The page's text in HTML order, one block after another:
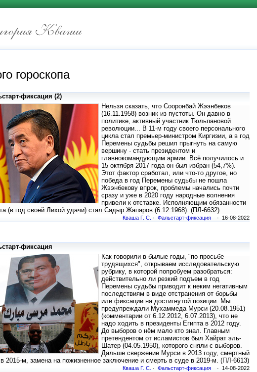
гороскопа
фиксация (2)
Нельзя сказать, что Сооронбай Жээнбеков
(16.11.1958) возник из пустоты. Он давно в
политике, активный участник Тюльпановой
революции... В 11-м году своего персонального
цикла стал премьер-министром Киргизии, а в год
Перемены судьбы решил прыгнуть на самую
вершину - стать президентом и
главнокомандующим армии. Всё получилось и
15 октября 2017 года он был избран (54,7%).
Этот фактор сработал, или что-то другое, но
победа в год Перемены судьбы не пошла
Жээнбекову впрок, проблемы начались почти
сразу и уже в 2020 году народные волнения
привели к отставке. Исполняющим обязанности
(в год своей Лихой удачи) стал Садыр Жапаров (6.12.1968). (ПЛ-6632)
Кваша Г. С. · Фальстарт-фиксация · 16-08-2022
фиксация
Как говорили в былые годы, "по просьбе
трудящихся", открываем исследовательскую
рубрику, в которой попробуем разобраться:
действительно ли резкий подъем в год
Перемены судьбы приводит к неким негативным
последствиям в виде отстранения от борьбы
или фиксации на достигнутой позиции. Мы
предупреждали Мухаммеда Мурси (20.08.1951)
(комментарии от 6.12.2012, 6.07.2013), что не
надо ходить в президенты Египта в 2012 году.
До выборов о нём мало кто знал. Главным
претендентом от исламистов был Хайрат эль-
Шатер (04.05.1950), которого сняли с выборов.
Дальше свержение Мурси в 2013 году, смертный
в 2015-м, замена на пожизненное заключение и смерть в суде в 2019-м. (ПЛ-6613)
Кваша Г. С. · Фальстарт-фиксация · 14-08-2022